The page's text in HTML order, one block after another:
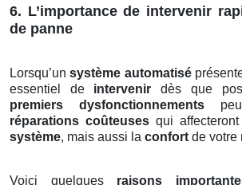
6. L’importance de intervenir
de panne
Lorsqu’unsystème automatisé
essentiel de intervenir dès que
premiers dysfonctionnements
réparations coûteusesqui affecteront
système, mais aussi la confort de votre
Voici quelques raisons